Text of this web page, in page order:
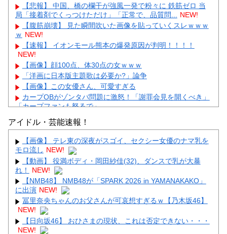
【悲報】 中国、橋の欄干が強風一発で粉々に 鉄筋ゼロ 当
局「接着剤でくっつけただけ」「正常で、品質問... NEW!
【腹筋崩壊】 見た瞬間吹いた画像を貼っていくスレｗｗｗ
ｗ NEW!
【速報】 イオンモール熊本の爆発原因が判明！！！！
NEW!
【画像】顔100点、体30点の女ｗｗｗ
「洋画に日本版主題歌は必要か?」論争
【画像】この女優さん、可愛すぎる
カープOBがゾンタバ問題に激怒！「謝罪会見を開くべき」
「カープファンも怒るで」
【画像】顔100点、体30点の女ｗｗｗ
Powered by livedoor 相互RSS
アイドル・芸能速報！
【画像】 テレ東の深夜がスゴイ、セクシー女優のナマ乳を
モロ流し NEW!
【動画】 役満ボディ・岡田紗佳(32)、ダンスで乳が大暴
れ！
NEW!
【NMB48】 NMB48が「SPARK 2026 in YAMANAKAKO」
に出演 NEW!
冨里奈央ちゃんのお父さんが可哀想すぎるｗ【乃木坂46】
NEW!
【日向坂46】 おひさまの現状、これは否定できない・・・
NEW!